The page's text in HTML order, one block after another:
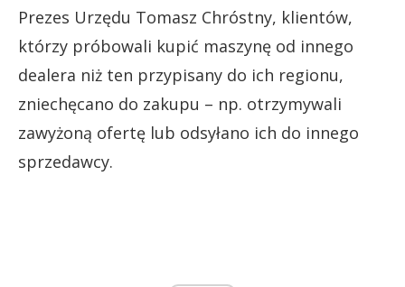
Prezes Urzędu Tomasz Chróstny, klientów,
którzy próbowali kupić maszynę od innego
dealera niż ten przypisany do ich regionu,
zniechęcano do zakupu – np. otrzymywali
zawyżoną ofertę lub odsyłano ich do innego
sprzedawcy.